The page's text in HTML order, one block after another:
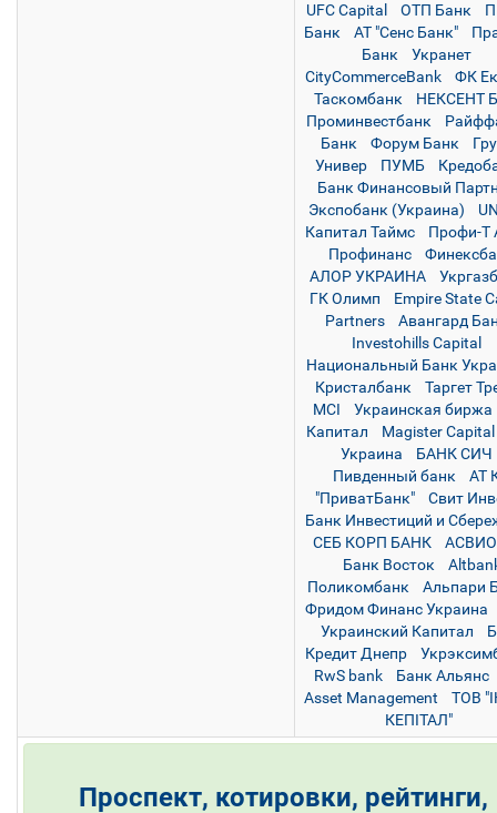
UFC Capital
ОТП Банк
Банк
АТ "Сенс Банк"
Банк
Укранет
CityCommerceBank
ФК
Таскомбанк
НЕКСЕНТ
Проминвестбанк
Банк
Форум Банк
Универ
ПУМБ
Банк Финансовый
Экспобанк (Украина)
Капитал Таймс
Профи-Т
Профинанс
АЛОР УКРАИНА
ГК Олимп
Empire State
Partners
Авангард
Investohills Capital
Национальный Банк
Кристалбанк
Таргет
MCI
Украинская биржа
Капитал
Magister Сapital
Украина
БАНК СИЧ
Пивденный банк
АТ
"ПриватБанк"
Свит
Банк Инвестиций и
СЕБ КОРП БАНК
Банк Восток
Поликомбанк
Альпари
Фридом Финанс Украина
Украинский Капитал
Кредит Днепр
RwS bank
Банк Альянс
Asset Management
ТОВ
КЕПІТАЛ"
Проспект, котировки, рейтинги,